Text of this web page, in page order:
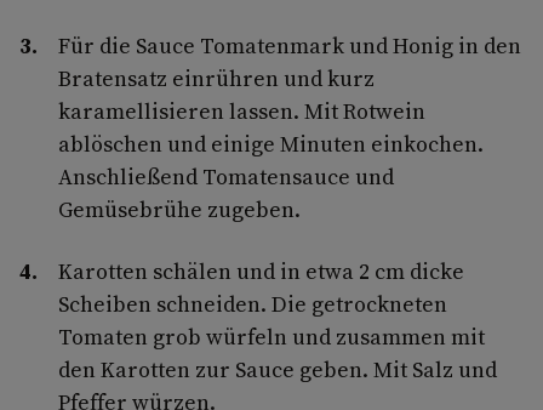
Für die Sauce Tomatenmark und Honig in den
Bratensatz einrühren und kurz
karamellisieren lassen. Mit Rotwein
ablöschen und einige Minuten einkochen.
Anschließend Tomatensauce und
Gemüsebrühe zugeben.
Karotten schälen und in etwa 2 cm dicke
Scheiben schneiden. Die getrockneten
Tomaten grob würfeln und zusammen mit
den Karotten zur Sauce geben. Mit Salz und
Pfeffer würzen.